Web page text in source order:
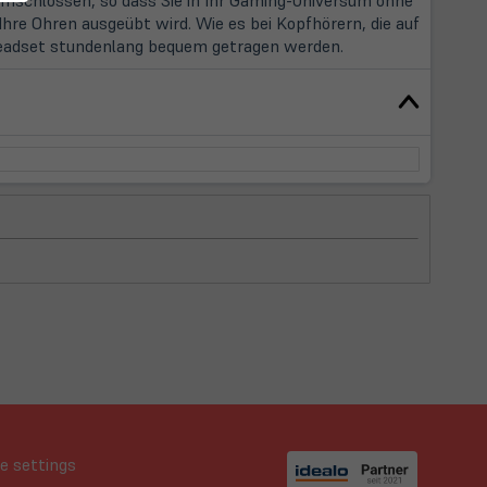
Ohren ausgeübt wird. Wie es bei Kopfhörern, die auf
stundenlang bequem getragen werden.
settings